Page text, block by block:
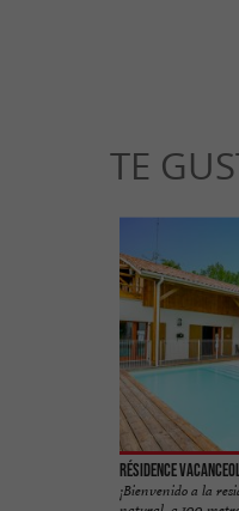
TE
Résidence
¡Bienvenido a la